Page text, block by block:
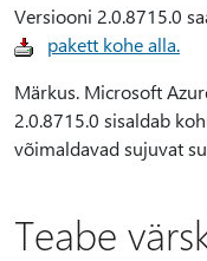
Versiooni 2.0.8715.0
pakett kohe alla.
Märkus. Microsoft
2.0.8715.0 sisaldab
võimaldavad sujuvat
Teabe